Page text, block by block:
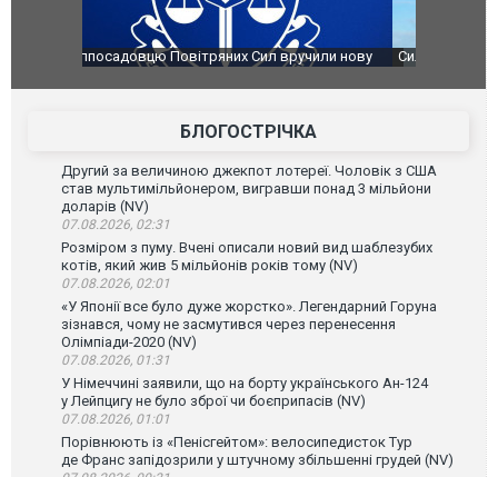
Сили оборони уразили Ярославський НПЗ:
атаку. ВІДЕО
Неймар
БЛОГОСТРІЧКА
Другий за величиною джекпот лотереї. Чоловік з США
став мультимільйонером, вигравши понад 3 мільйони
доларів (NV)
07.08.2026, 02:31
Розміром з пуму. Вчені описали новий вид шаблезубих
котів, який жив 5 мільйонів років тому (NV)
07.08.2026, 02:01
«У Японії все було дуже жорстко». Легендарний Горуна
зізнався, чому не засмутився через перенесення
Олімпіади-2020 (NV)
07.08.2026, 01:31
У Німеччині заявили, що на борту українського Ан-124
у Лейпцигу не було зброї чи боєприпасів (NV)
07.08.2026, 01:01
Порівнюють із «Пенісгейтом»: велосипедисток Тур
де Франс запідозрили у штучному збільшенні грудей (NV)